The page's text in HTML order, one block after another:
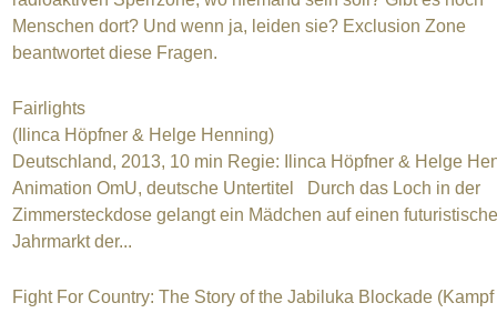
Menschen dort? Und wenn ja, leiden sie? Exclusion Zone
beantwortet diese Fragen.
Fairlights
(Ilinca Höpfner & Helge Henning)
Deutschland, 2013, 10 min Regie: Ilinca Höpfner & Helge
Animation OmU, deutsche Untertitel Durch das Loch in der
Zimmersteckdose gelangt ein Mädchen auf einen
Jahrmarkt der...
Fight For Country: The Story of the Jabiluka Blockade (Kampf